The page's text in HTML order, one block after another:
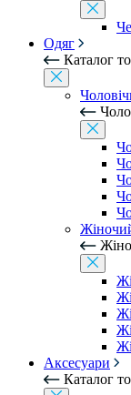
Одяг
Каталог
Аксесуари
Каталог